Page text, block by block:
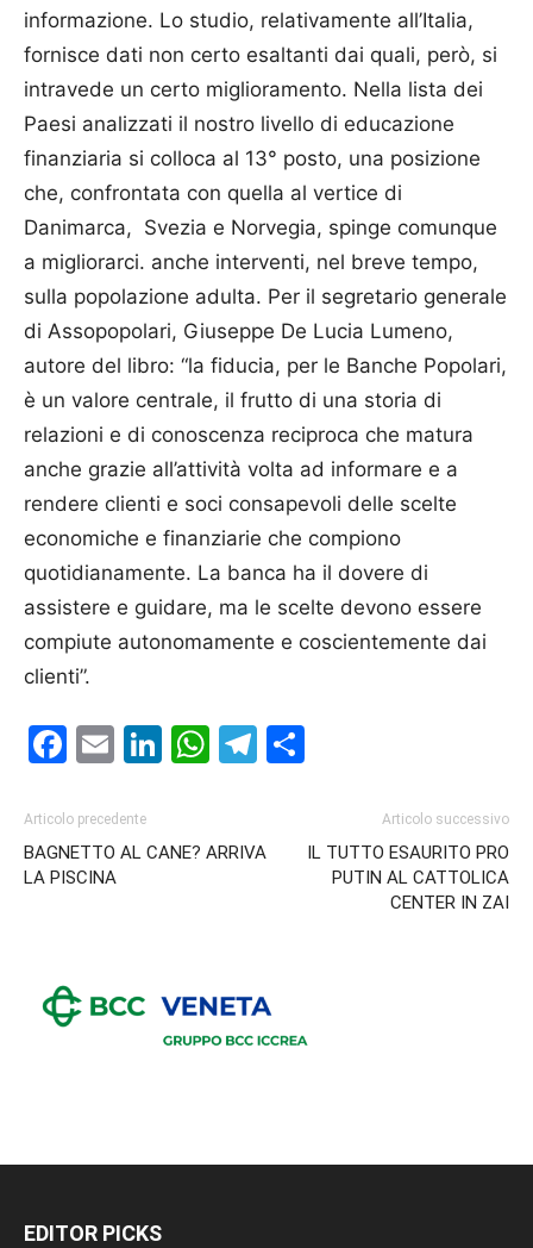
informazione. Lo studio, relativamente all’Italia,
fornisce dati non certo esaltanti dai quali, però, si
intravede un certo miglioramento. Nella lista dei
Paesi analizzati il nostro livello di educazione
finanziaria si colloca al 13° posto, una posizione
che, con­­frontata con quella al vertice di
Danimarca, Sve­zia e Norvegia, spinge comunque
a migliorarci. an­che interventi, nel breve tempo,
sulla popolazione adulta. Per il segretario generale
di Assopopolari, Giuseppe De Lucia Lumeno,
autore del libro: “la fiducia, per le Banche Popolari,
è un valore centrale, il frutto di una storia di
relazioni e di conoscenza reciproca che matura
anche grazie all’attività volta ad informare e a
rendere clienti e soci consapevoli delle scelte
economiche e finanziarie che compiono
quotidianamente. La banca ha il dovere di
assistere e guidare, ma le scelte devono essere
compiute autonomamente e coscientemente dai
clienti”.
Facebook
EmailLinkedIn
WhatsApp
Telegram
Articolo precedente
BAGNETTO AL CANE? ARRIVA
LA PISCINA
Articolo successivo
IL TUTTO ESAURITO PRO
PUTIN AL CATTOLICA
CENTER IN ZAI
EDITOR PICKS